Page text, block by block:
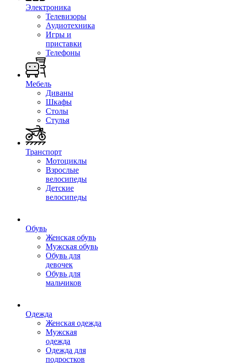
Электроника
Телевизоры
Аудиотехника
Игры и
приставки
Телефоны
Мебель
Диваны
Шкафы
Столы
Стулья
Транспорт
Мотоциклы
Взрослые
велосипеды
Детские
велосипеды
Обувь
Женская обувь
Мужская обувь
Обувь для
девочек
Обувь для
мальчиков
Одежда
Женская одежда
Мужская
одежда
Одежда для
подростков